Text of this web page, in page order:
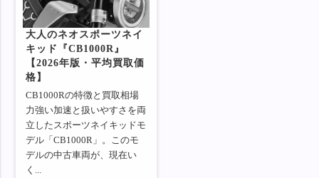
大人のネオスポーツネイ
キッド『CB1000R』
【2026年版・平均買取価
格】
CB1000Rの特徴と買取相場
力強い加速と扱いやすさを両
立したスポーツネイキッドモ
デル「CB1000R」。このモ
デルの中古車両が、現在い
く...